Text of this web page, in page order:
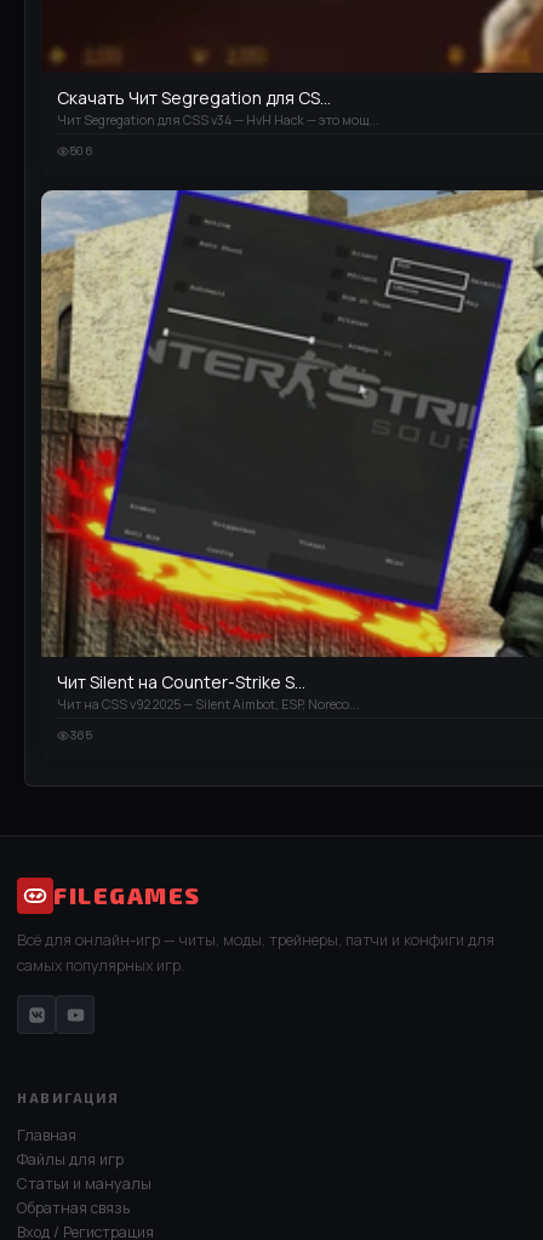
Скачать Чит Segregation для CS...
Чит Segregation для CSS v34 — HvH Hack — это мощ...
506
Чит Silent на Counter-Strike S...
Чит на CSS v92 2025 — Silent Aimbot, ESP, Noreco...
365
FILEGAMES
Всё для онлайн-игр — читы, моды, трейнеры, патчи и конфиги для
самых популярных игр.
НАВИГАЦИЯ
Главная
Файлы для игр
Статьи и мануалы
Обратная связь
Вход / Регистрация